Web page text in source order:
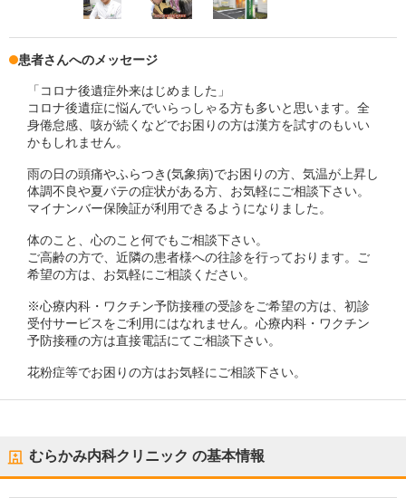
患者さんへのメッセージ
「コロナ後遺症外来はじめました」
コロナ後遺症に悩んでいらっしゃる方も多いと思います。全
身倦怠感、咳が続くなどでお困りの方は漢方を試すのもいい
かもしれません。
雨の日の頭痛やふらつき(気象病)でお困りの方、気温が上昇し
体調不良や夏バテの症状がある方、お気軽にご相談下さい。
マイナンバー保険証が利用できるようになりました。
体のこと、心のこと何でもご相談下さい。
ご高齢の方で、近隣の患者様への往診を行っております。ご
希望の方は、お気軽にご相談ください。
※心療内科・ワクチン予防接種の受診をご希望の方は、初診
受付サービスをご利用にはなれません。心療内科・ワクチン
予防接種の方は直接電話にてご相談下さい。
花粉症等でお困りの方はお気軽にご相談下さい。
むらかみ内科クリニック の基本情報